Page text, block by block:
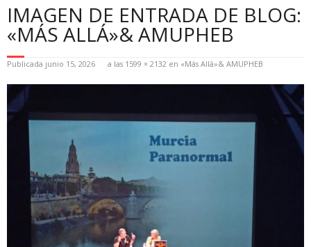
IMAGEN DE ENTRADA DE BLOG:
«MÁS ALLÁ»& AMUPHEB
Publicada junio 15, 2026 a las 1599 × 2132 en «Más Allá»& AMUPHEB